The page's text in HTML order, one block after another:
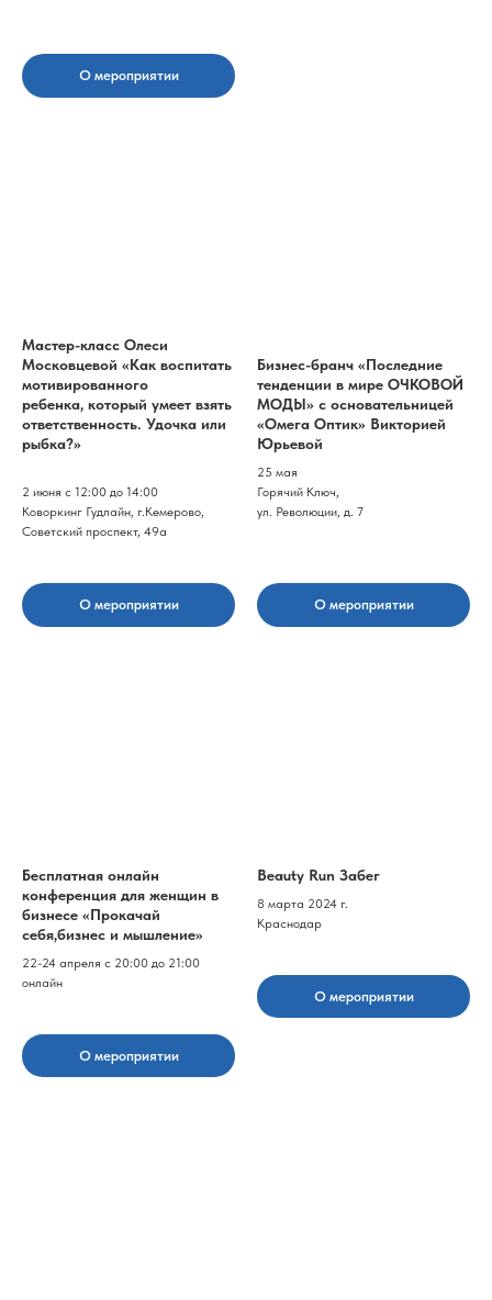
О мероприятии
Мастер-класс Олеси
Московцевой «Как воспитать
мотивированного
ребенка, который умеет взять
ответственность. Удочка или
рыбка?»
2 июня с 12:00 до 14:00
Коворкинг Гудлайн, г.Кемерово,
Советский проспект, 49а
О мероприятии
Бизнес-бранч «Последние
тенденции в мире ОЧКОВОЙ
МОДЫ» с основательницей
«Омега Оптик» Викторией
Юрьевой
25 мая
Горячий Ключ,
ул. Революции, д. 7
О мероприятии
Бесплатная онлайн
конференция для женщин в
бизнесе «Прокачай
себя,бизнес и мышление»
22-24 апреля с 20:00 до 21:00
онлайн
О мероприятии
Beauty Run Забег
8 марта 2024 г.
Краснодар
О мероприятии